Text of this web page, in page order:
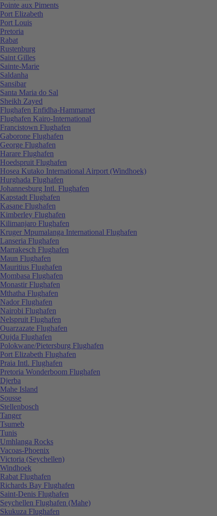
Pointe aux Piments
Port Elizabeth
Port Louis
Pretoria
Rabat
Rustenburg
Saint Gilles
Sainte-Marie
Saldanha
Sansibar
Santa Maria do Sal
Sheikh Zayed
Flughafen Enfidha-Hammamet
Flughafen Kairo-International
Francistown Flughafen
Gaborone Flughafen
George Flughafen
Harare Flughafen
Hoedspruit Flughafen
Hosea Kutako International Airport (Windhoek)
Hurghada Flughafen
Johannesburg Intl. Flughafen
Kapstadt Flughafen
Kasane Flughafen
Kimberley Flughafen
Kilimanjaro Flughafen
Kruger Mpumalanga International Flughafen
Lanseria Flughafen
Marrakesch Flughafen
Maun Flughafen
Mauritius Flughafen
Mombasa Flughafen
Monastir Flughafen
Mthatha Flughafen
Nador Flughafen
Nairobi Flughafen
Nelspruit Flughafen
Ouarzazate Flughafen
Oujda Flughafen
Polokwane/Pietersburg Flughafen
Port Elizabeth Flughafen
Praia Intl. Flughafen
Pretoria Wonderboom Flughafen
Djerba
Mahe Island
Sousse
Stellenbosch
Tanger
Tsumeb
Tunis
Umhlanga Rocks
Vacoas-Phoenix
Victoria (Seychellen)
Windhoek
Rabat Flughafen
Richards Bay Flughafen
Saint-Denis Flughafen
Seychellen Flughafen (Mahe)
Skukuza Flughafen